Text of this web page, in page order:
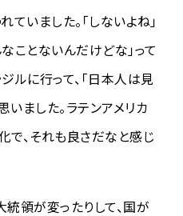
ていました。「しないよね」
ことないんだけどな」って
ルに行って、「日本人は見
ました。ラテンアメリカ
で、それも良さだなと感じ
領が変ったりして、国が